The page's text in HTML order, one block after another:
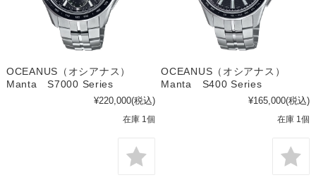
OCEANUS（オシアナス）
Manta S7000 Series
¥220,000(税込)
在庫 1個
OCEANUS（オシアナス）
Manta S400 Series
¥165,000(税込)
在庫 1個